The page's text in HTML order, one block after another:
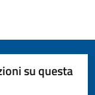
su questa